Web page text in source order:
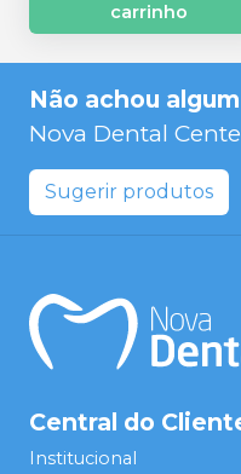
carrinho
Não achou
Nova Dental
Sugerir produtos
Central do
Institucional